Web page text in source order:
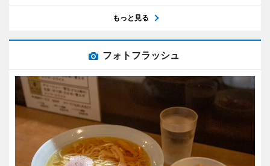
もっと見る
フォトフラッシュ